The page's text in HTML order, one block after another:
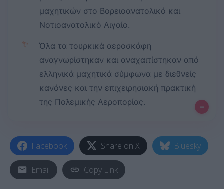
μαχητικών στο Βορειοανατολικό και
Νοτιοανατολικό Αιγαίο.
✨
Όλα τα τουρκικά αεροσκάφη
αναγνωρίστηκαν και αναχαιτίστηκαν από
ελληνικά μαχητικά σύμφωνα με διεθνείς
κανόνες και την επιχειρησιακή πρακτική
της Πολεμικής Αεροπορίας.
–
Facebook Share on X Bluesky
Email Copy Link